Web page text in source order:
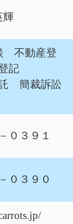
不動産登
記
簡裁訴訟
０３９１
０３９０